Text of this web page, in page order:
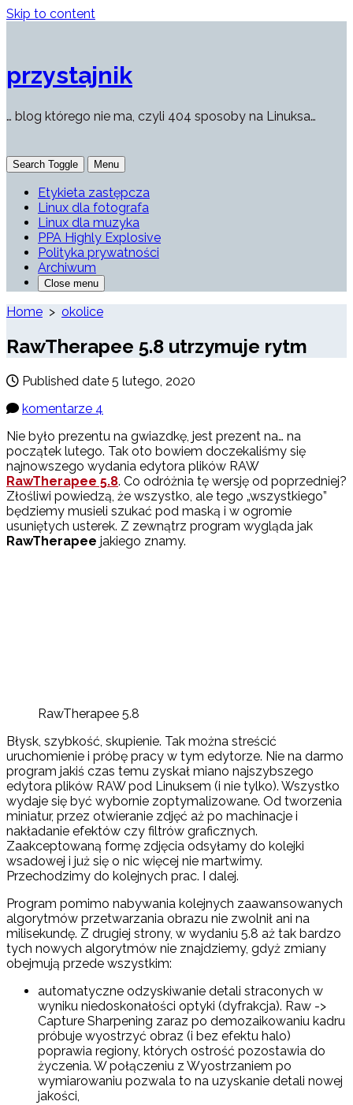
Skip to content
przystajnik
… blog którego nie ma, czyli 404 sposoby na Linuksa…
Search Toggle Menu
Etykieta zastępcza
Linux dla fotografa
Linux dla muzyka
PPA Highly Explosive
Polityka prywatności
Archiwum
Close menu
Home > okolice
RawTherapee 5.8 utrzymuje rytm
Published date 5 lutego, 2020
komentarze 4
Nie było prezentu na gwiazdkę, jest prezent na… na
początek lutego. Tak oto bowiem doczekaliśmy się
najnowszego wydania edytora plików RAW
RawTherapee 5.8. Co odróżnia tę wersję od poprzedniej?
Złośliwi powiedzą, że wszystko, ale tego „wszystkiego”
będziemy musieli szukać pod maską i w ogromie
usuniętych usterek. Z zewnątrz program wygląda jak
RawTherapee jakiego znamy.
RawTherapee 5.8
Błysk, szybkość, skupienie. Tak można streścić
uruchomienie i próbę pracy w tym edytorze. Nie na darmo
program jakiś czas temu zyskał miano najszybszego
edytora plików RAW pod Linuksem (i nie tylko). Wszystko
wydaje się być wybornie zoptymalizowane. Od tworzenia
miniatur, przez otwieranie zdjęć aż po machinacje i
nakładanie efektów czy filtrów graficznych.
Zaakceptowaną formę zdjęcia odsyłamy do kolejki
wsadowej i już się o nic więcej nie martwimy.
Przechodzimy do kolejnych prac. I dalej.
Program pomimo nabywania kolejnych zaawansowanych
algorytmów przetwarzania obrazu nie zwolnił ani na
milisekundę. Z drugiej strony, w wydaniu 5.8 aż tak bardzo
tych nowych algorytmów nie znajdziemy, gdyż zmiany
obejmują przede wszystkim:
automatyczne odzyskiwanie detali straconych w
wyniku niedoskonałości optyki (dyfrakcja). Raw ->
Capture Sharpening zaraz po demozaikowaniu kadru
próbuje wyostrzyć obraz (i bez efektu halo)
poprawia regiony, których ostrość pozostawia do
życzenia. W połączeniu z Wyostrzaniem po
wymiarowaniu pozwala to na uzyskanie detali nowej
jakości,